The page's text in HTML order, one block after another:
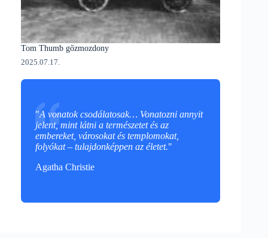
Tom Thumb gőzmozdony
2025.07.17.
"A vonatok csodálatosak… Vonatozni annyit
jelent, mint látni a természetet és az
embereket, városokat és templomokat,
folyókat – tulajdonképpen az életet."
Agatha Christie